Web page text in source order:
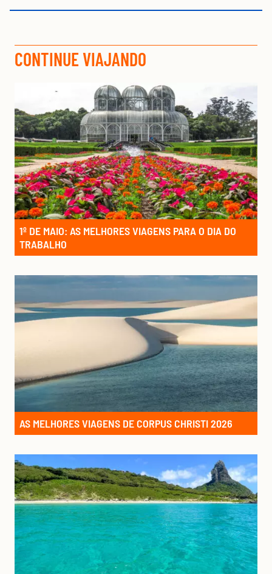
CONTINUE VIAJANDO
1º DE MAIO: AS MELHORES VIAGENS PARA O DIA DO
TRABALHO
AS MELHORES VIAGENS DE CORPUS CHRISTI 2026